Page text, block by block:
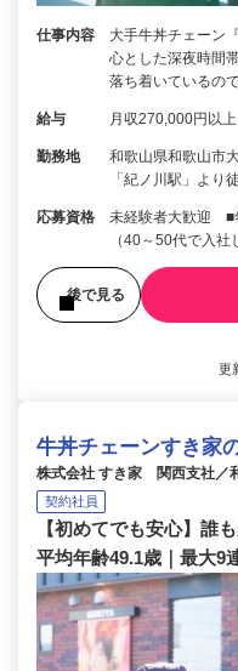
仕事内容
大手牛丼チェーン
心とした深夜時間
落ち着いているの
給与 月収270,000円以上
勤務地
和歌山県和歌山市
「紀ノ川駅」よ
応募資格
未経験者大歓迎 ■
（40～50代で入
後で見る
更
牛丼チェーンすき家
株式会社 すき家 関西支社／
契約社員
【初めてでも安心】誰
平均年齢49.1歳｜最大9